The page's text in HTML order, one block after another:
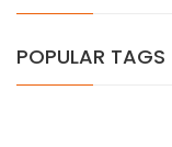
POPULAR TAGS